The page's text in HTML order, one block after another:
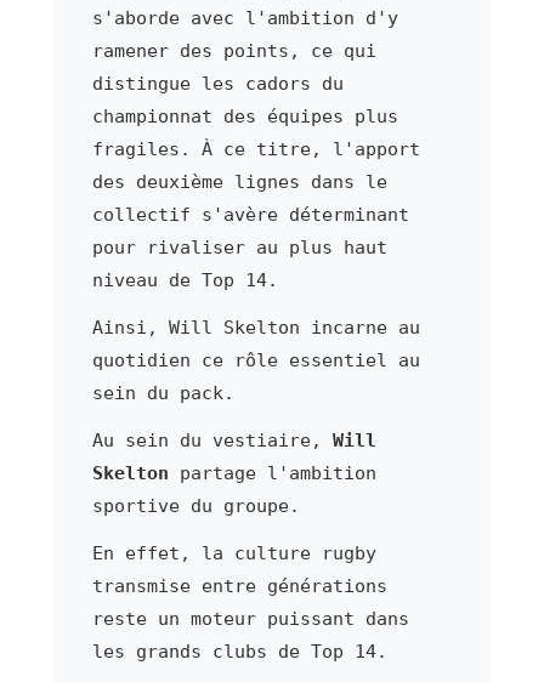
s'aborde avec l'ambition d'y
ramener des points, ce qui
distingue les cadors du
championnat des équipes plus
fragiles. À ce titre, l'apport
des deuxième lignes dans le
collectif s'avère déterminant
pour rivaliser au plus haut
niveau de Top 14.
Ainsi, Will Skelton incarne au
quotidien ce rôle essentiel au
sein du pack.
Au sein du vestiaire, Will
Skelton partage l'ambition
sportive du groupe.
En effet, la culture rugby
transmise entre générations
reste un moteur puissant dans
les grands clubs de Top 14.